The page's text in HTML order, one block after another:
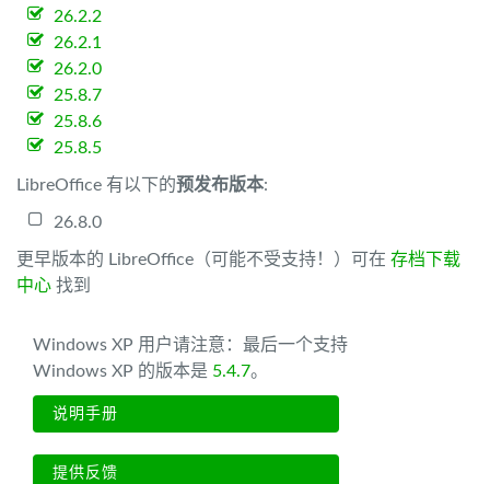
26.2.2
26.2.1
26.2.0
25.8.7
25.8.6
25.8.5
LibreOffice 有以下的预发布版本:
26.8.0
更早版本的 LibreOffice（可能不受支持！）可在 存档下载
中心 找到
Windows XP 用户请注意：最后一个支持
Windows XP 的版本是 5.4.7。
说明手册
提供反馈